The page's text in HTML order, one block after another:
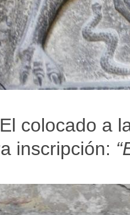
colocado a
inscripción: